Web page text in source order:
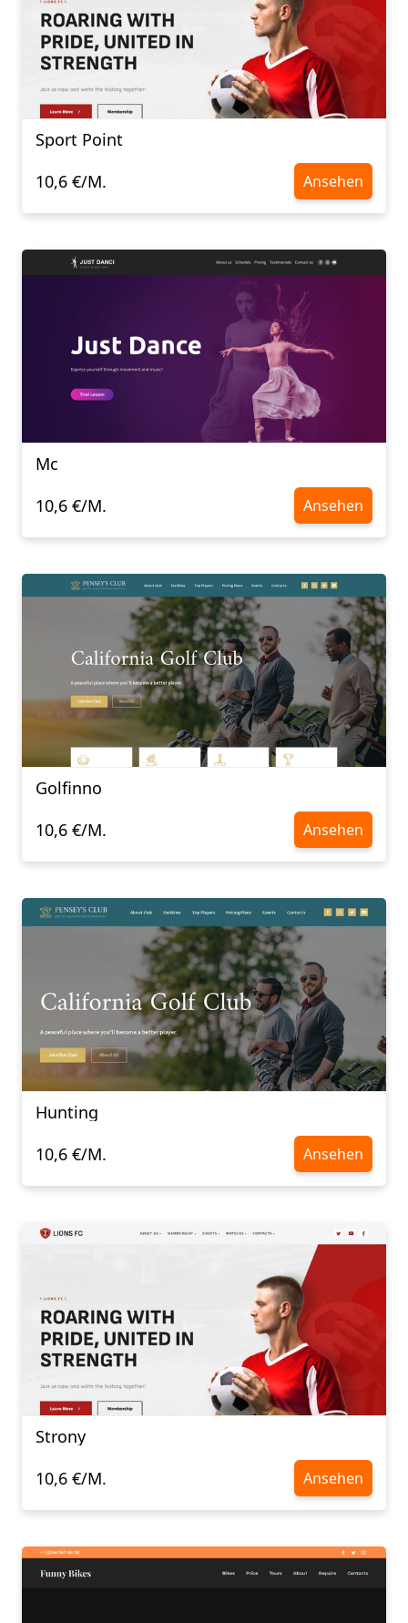
Sport Point
10,6 €/M.
Ansehen
Mc
10,6 €/M.
Ansehen
Golfinno
10,6 €/M.
Ansehen
Hunting
10,6 €/M.
Ansehen
Strony
10,6 €/M.
Ansehen